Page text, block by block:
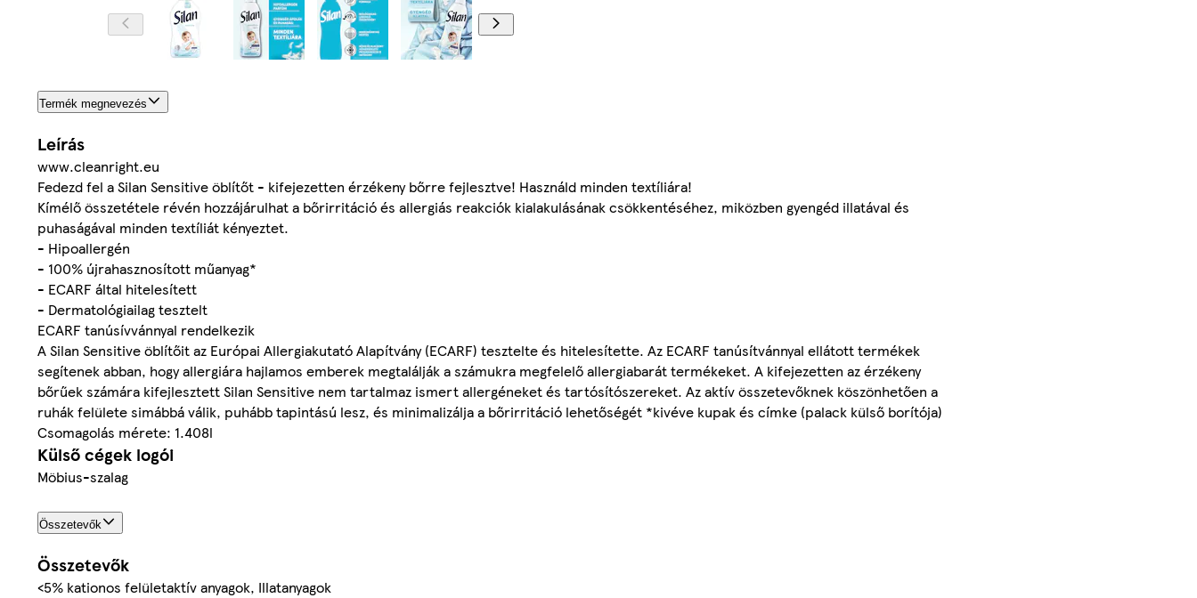
Termék megnevezés
Leírás
www.cleanright.eu
Fedezd fel a Silan Sensitive öblítőt - kifejezetten érzékeny bőrre fejlesztve! Használd minden textíliára!
Kímélő összetétele révén hozzájárulhat a bőrirritáció és allergiás reakciók kialakulásának csökkentéséhez, miközben gyengéd illatával és
puhaságával minden textíliát kényeztet.
- Hipoallergén
- 100% újrahasznosított műanyag*
- ECARF által hitelesített
- Dermatológiailag tesztelt
ECARF tanúsívvánnyal rendelkezik
A Silan Sensitive öblítőit az Európai Allergiakutató Alapítvány (ECARF) tesztelte és hitelesítette. Az ECARF tanúsítvánnyal ellátott termékek
segítenek abban, hogy allergiára hajlamos emberek megtalálják a számukra megfelelő allergiabarát termékeket. A kifejezetten az érzékeny
bőrűek számára kifejlesztett Silan Sensitive nem tartalmaz ismert allergéneket és tartósítószereket. Az aktív összetevőknek köszönhetően a
ruhák felülete simábbá válik, puhább tapintású lesz, és minimalizálja a bőrirritáció lehetőségét *kivéve kupak és címke (palack külső borítója)
Csomagolás mérete: 1.408l
Külső cégek logói
Möbius-szalag
Összetevők
Összetevők
<5% kationos felületaktív anyagok, Illatanyagok